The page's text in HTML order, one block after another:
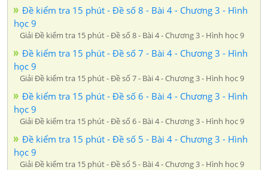
Đề kiểm tra 15 phút - Đề số 8 - Bài 4 - Chương 3 - Hình
học 9
Giải Đề kiểm tra 15 phút - Đề số 8 - Bài 4 - Chương 3 - Hình học 9
Đề kiểm tra 15 phút - Đề số 7 - Bài 4 - Chương 3 - Hình
học 9
Giải Đề kiểm tra 15 phút - Đề số 7 - Bài 4 - Chương 3 - Hình học 9
Đề kiểm tra 15 phút - Đề số 6 - Bài 4 - Chương 3 - Hình
học 9
Giải Đề kiểm tra 15 phút - Đề số 6 - Bài 4 - Chương 3 - Hình học 9
Đề kiểm tra 15 phút - Đề số 5 - Bài 4 - Chương 3 - Hình
học 9
Giải Đề kiểm tra 15 phút - Đề số 5 - Bài 4 - Chương 3 - Hình học 9